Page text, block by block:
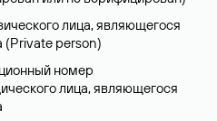
лица, являющегося
person)
номер
лица, являющегося